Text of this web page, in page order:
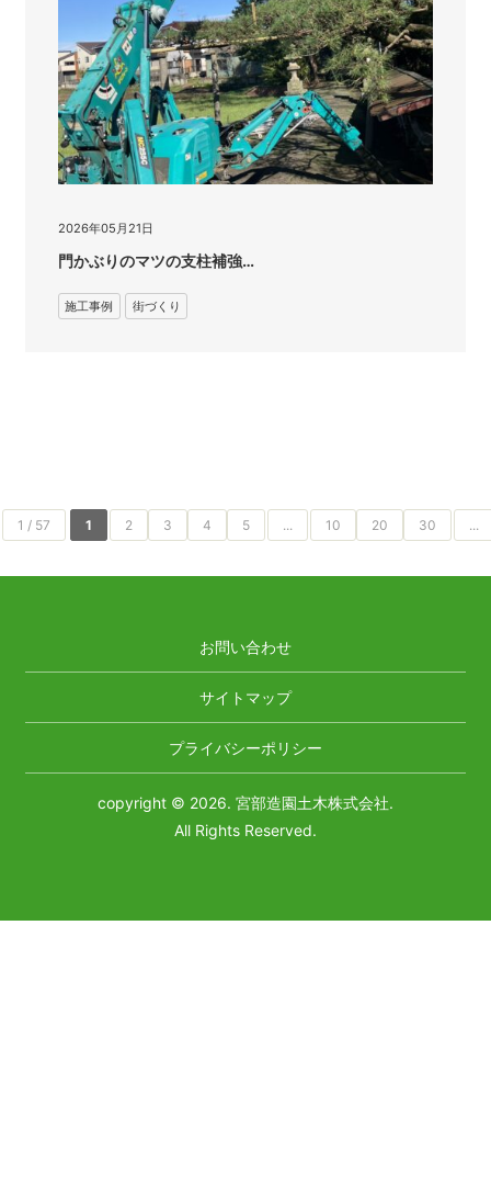
2026年05月21日
門かぶりのマツの支柱補強…
施工事例 街づくり
1 / 57 1 2 3 4 5 ... 10 20 30 ...
お問い合わせ
サイトマップ
プライバシーポリシー
copyright © 2026. 宮部造園土木株式会社.
All Rights Reserved.